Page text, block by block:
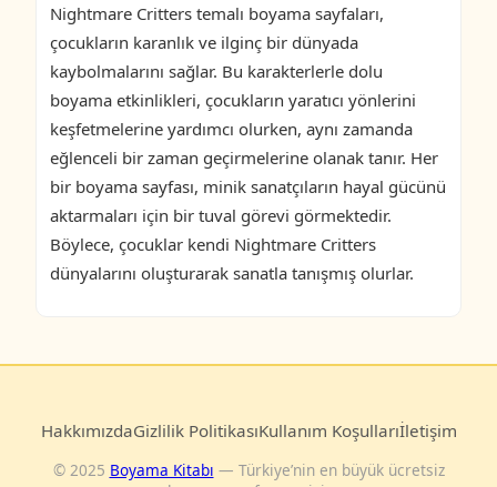
Nightmare Critters temalı boyama sayfaları,
çocukların karanlık ve ilginç bir dünyada
kaybolmalarını sağlar. Bu karakterlerle dolu
boyama etkinlikleri, çocukların yaratıcı yönlerini
keşfetmelerine yardımcı olurken, aynı zamanda
eğlenceli bir zaman geçirmelerine olanak tanır. Her
bir boyama sayfası, minik sanatçıların hayal gücünü
aktarmaları için bir tuval görevi görmektedir.
Böylece, çocuklar kendi Nightmare Critters
dünyalarını oluşturarak sanatla tanışmış olurlar.
HakkımızdaGizlilik PolitikasıKullanım Koşullarıİletişim
© 2025 Boyama Kitabı — Türkiye’nin en büyük ücretsiz